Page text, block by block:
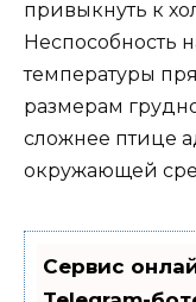
привыкнуть к
Неспособность
температуры
размерам
сложнее птице
окружающей
Сервис